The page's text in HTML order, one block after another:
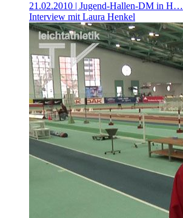
21.02.2010 | Jugend-Hallen-DM in H…
Interview mit Laura Henkel